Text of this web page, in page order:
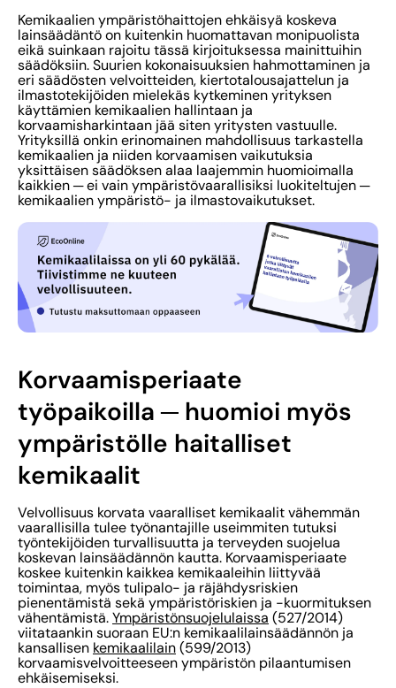
Kemikaalien ympäristöhaittojen ehkäisyä koskeva
lainsäädäntö on kuitenkin huomattavan monipuolista
eikä suinkaan rajoitu tässä kirjoituksessa mainittuihin
säädöksiin. Suurien kokonaisuuksien hahmottaminen ja
eri säädösten velvoitteiden, kiertotalousajattelun ja
ilmastotekijöiden mielekäs kytkeminen yrityksen
käyttämien kemikaalien hallintaan ja
korvaamisharkintaan jää siten yritysten vastuulle.
Yrityksillä onkin erinomainen mahdollisuus tarkastella
kemikaalien ja niiden korvaamisen vaikutuksia
yksittäisen säädöksen alaa laajemmin huomioimalla
kaikkien ─ ei vain ympäristövaarallisiksi luokiteltujen ─
kemikaalien ympäristö- ja ilmastovaikutukset.
Korvaamisperiaate
työpaikoilla ─ huomioi myös
ympäristölle haitalliset
kemikaalit
Velvollisuus korvata vaaralliset kemikaalit vähemmän
vaarallisilla tulee työnantajille useimmiten tutuksi
työntekijöiden turvallisuutta ja terveyden suojelua
koskevan lainsäädännön kautta. Korvaamisperiaate
koskee kuitenkin kaikkea kemikaaleihin liittyvää
toimintaa, myös tulipalo- ja räjähdysriskien
pienentämistä sekä ympäristöriskien ja -kuormituksen
vähentämistä. Ympäristönsuojelulaissa (527/2014)
viitataankin suoraan EU:n kemikaalilainsäädännön ja
kansallisen kemikaalilain (599/2013)
korvaamisvelvoitteeseen ympäristön pilaantumisen
ehkäisemiseksi.